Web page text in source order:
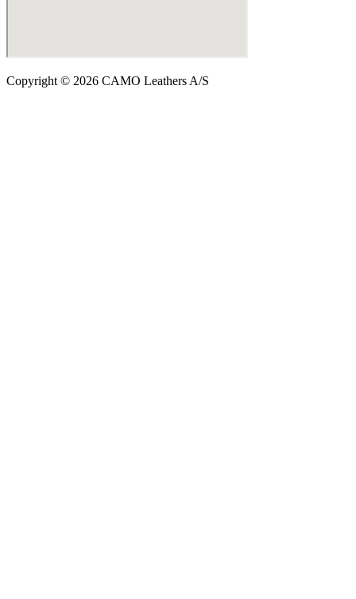
Copyright © 2026 CAMO Leathers A/S